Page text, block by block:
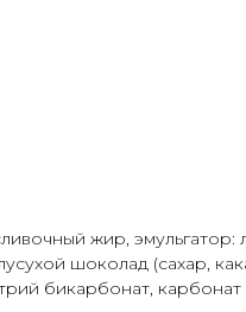
жир, эмульгатор:
шоколад (сахар,
бикарбонат,